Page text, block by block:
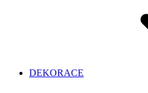
DEKORACE